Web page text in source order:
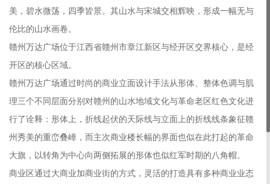
美，碧水微荡，四季皆景。其山水与宋城交相辉映，形成一幅无与
伦比的山水画卷。
赣州万达广场位于江西省赣州市章江新区与经开区交界核心，是经
开区的核心区域。
赣州万达广场通过时尚的商业立面设计手法从形体、整体色调与肌
理三个不同层面分别对赣州的山水地域文化与革命老区红色文化进
行了诠释：形体上，折线起伏的天际线与立面上的折线线条象征赣
州秀美的重峦叠嶂，而主次商业楼长幅的界面也似在此打起的革命
大旗，以转角为中心向两侧拓展的形体也似红军时期的八角帽。
商业区通过大商业加商业街的方式，灵活的打造具有多种商业业态